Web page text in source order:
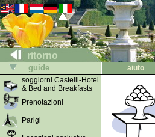
ritorno
guide aiuto
soggiorni Castelli-Hotel
& Bed and Breakfasts
Prenotazioni
Parigi